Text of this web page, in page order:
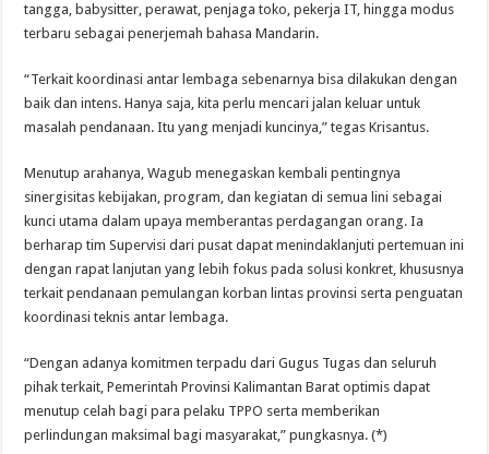
tangga, babysitter, perawat, penjaga toko, pekerja IT, hingga modus
terbaru sebagai penerjemah bahasa Mandarin.
“Terkait koordinasi antar lembaga sebenarnya bisa dilakukan dengan
baik dan intens. Hanya saja, kita perlu mencari jalan keluar untuk
masalah pendanaan. Itu yang menjadi kuncinya,” tegas Krisantus.
Menutup arahanya, Wagub menegaskan kembali pentingnya
sinergisitas kebijakan, program, dan kegiatan di semua lini sebagai
kunci utama dalam upaya memberantas perdagangan orang. Ia
berharap tim Supervisi dari pusat dapat menindaklanjuti pertemuan ini
dengan rapat lanjutan yang lebih fokus pada solusi konkret, khususnya
terkait pendanaan pemulangan korban lintas provinsi serta penguatan
koordinasi teknis antar lembaga.
“Dengan adanya komitmen terpadu dari Gugus Tugas dan seluruh
pihak terkait, Pemerintah Provinsi Kalimantan Barat optimis dapat
menutup celah bagi para pelaku TPPO serta memberikan
perlindungan maksimal bagi masyarakat,” pungkasnya. (*)